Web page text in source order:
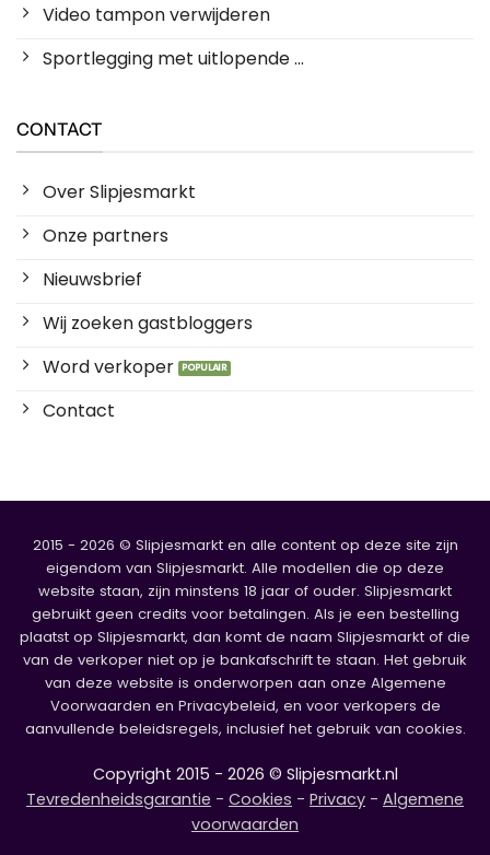
Video tampon verwijderen
Sportlegging met uitlopende ...
CONTACT
Over Slipjesmarkt
Onze partners
Nieuwsbrief
Wij zoeken gastbloggers
Word verkoper
Contact
2015 - 2026 © Slipjesmarkt en alle content op deze site zijn
eigendom van Slipjesmarkt. Alle modellen die op deze
website staan, zijn minstens 18 jaar of ouder. Slipjesmarkt
gebruikt geen credits voor betalingen. Als je een bestelling
plaatst op Slipjesmarkt, dan komt de naam Slipjesmarkt of die
van de verkoper niet op je bankafschrift te staan. Het gebruik
van deze website is onderworpen aan onze Algemene
Voorwaarden en Privacybeleid, en voor verkopers de
aanvullende beleidsregels, inclusief het gebruik van cookies.
Copyright 2015 - 2026 © Slipjesmarkt.nl
Tevredenheidsgarantie - Cookies - Privacy - Algemene
voorwaarden